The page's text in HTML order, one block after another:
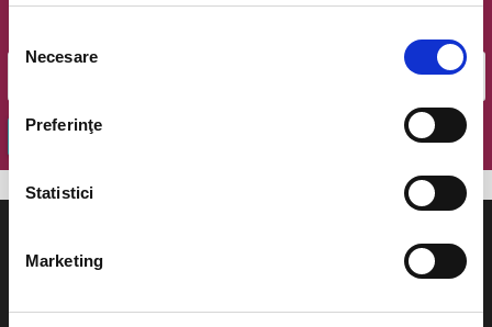
consimțământului
Necesare
Preferinţe
Statistici
Marketing
OK